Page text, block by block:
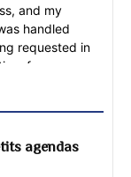
and my
handled
requested in
of a
carefully
so take the
the
agendas